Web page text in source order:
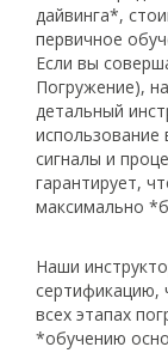
дайвинга*,
первичное
Если вы
Погружение),
детальный
использование
сигналы и
гарантирует,
максимально
Наши
сертификацию,
всех этапах
*обучению